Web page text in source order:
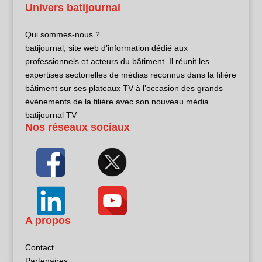
Univers batijournal
Qui sommes-nous ?
batijournal, site web d’information dédié aux
professionnels et acteurs du bâtiment. Il réunit les
expertises sectorielles de médias reconnus dans la filière
bâtiment sur ses plateaux TV à l’occasion des grands
événements de la filière avec son nouveau média
batijournal TV
Nos réseaux sociaux
A propos
Contact